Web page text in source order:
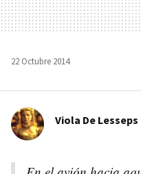
22 Octubre 2014
Viola De Lesseps